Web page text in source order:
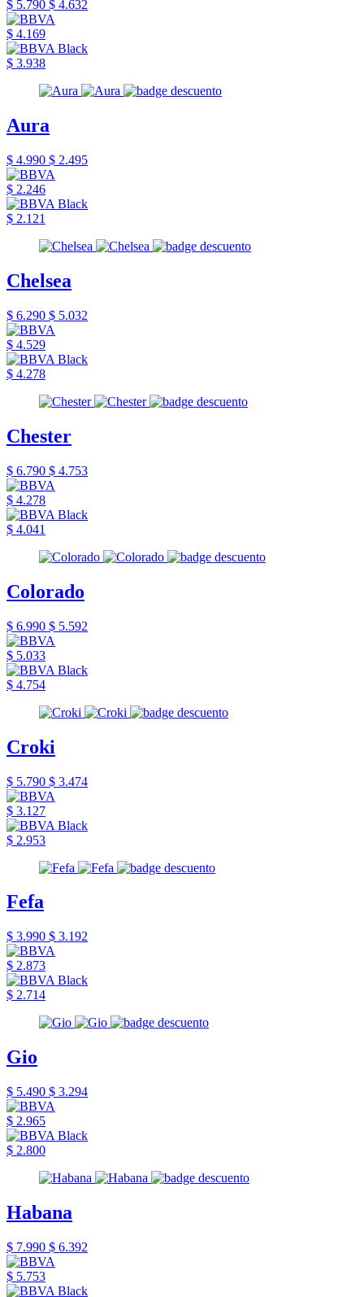
$ 5.790 $ 4.632
$ 4.169
$ 3.938
Aura
$ 4.990 $ 2.495
$ 2.246
$ 2.121
Chelsea
$ 6.290 $ 5.032
$ 4.529
$ 4.278
Chester
$ 6.790 $ 4.753
$ 4.278
$ 4.041
Colorado
$ 6.990 $ 5.592
$ 5.033
$ 4.754
Croki
$ 5.790 $ 3.474
$ 3.127
$ 2.953
Fefa
$ 3.990 $ 3.192
$ 2.873
$ 2.714
Gio
$ 5.490 $ 3.294
$ 2.965
$ 2.800
Habana
$ 7.990 $ 6.392
$ 5.753